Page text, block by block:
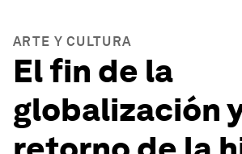
ARTE Y CULTURA
El fin de la
globalización